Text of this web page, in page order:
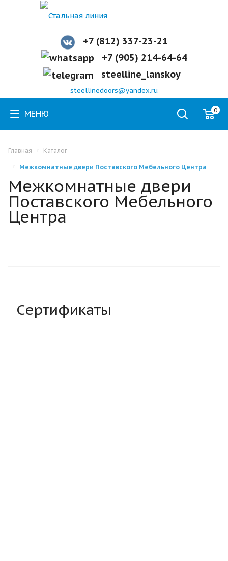
+7 (812) 337-23-21
+7 (905) 214-64-64
steelline_lanskoy
steellinedoors@yandex.ru
МЕНЮ 0
Главная Каталог
Межкомнатные двери Поставского Мебельного Центра
Межкомнатные двери
Поставского Мебельного
Центра
Сертификаты